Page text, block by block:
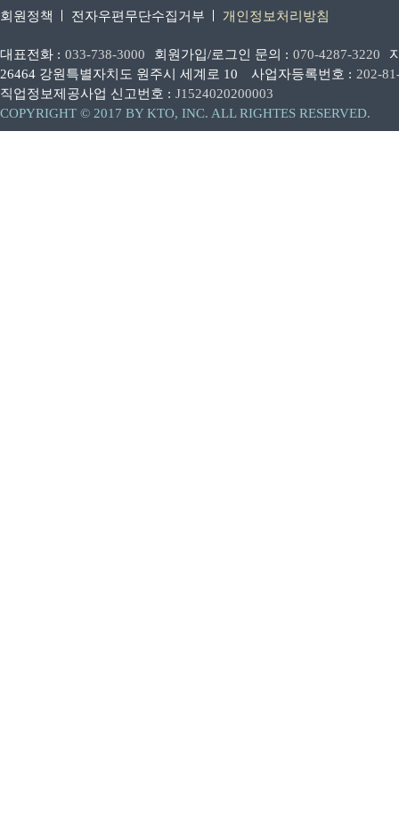
회원정책 전자우편무단수집거부 개인정보처리방침
대표전화 : 033-738-3000 회원가입/로그인 문의 : 070-4287-3220
26464 강원특별자치도 원주시 세계로 10
사업자등록번호 : 202-
직업정보제공사업 신고번호 : J1524020200003
COPYRIGHT © 2017 BY KTO, INC. ALL RIGHTES RESERVED.